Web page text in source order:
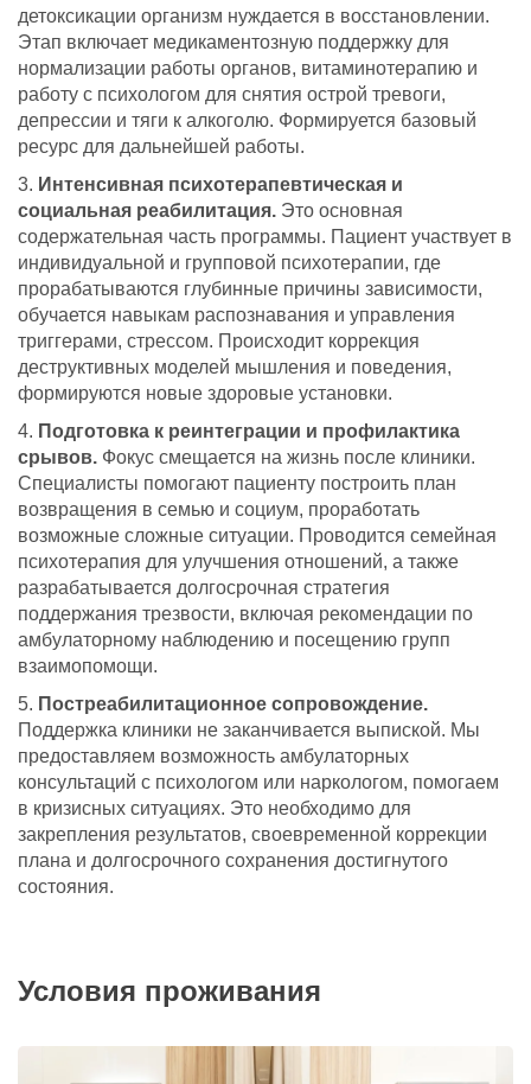
детоксикации организм нуждается в восстановлении.
Этап включает медикаментозную поддержку для
нормализации работы органов, витаминотерапию и
работу с психологом для снятия острой тревоги,
депрессии и тяги к алкоголю. Формируется базовый
ресурс для дальнейшей работы.
Интенсивная психотерапевтическая и
социальная реабилитация. Это основная
содержательная часть программы. Пациент участвует в
индивидуальной и групповой психотерапии, где
прорабатываются глубинные причины зависимости,
обучается навыкам распознавания и управления
триггерами, стрессом. Происходит коррекция
деструктивных моделей мышления и поведения,
формируются новые здоровые установки.
Подготовка к реинтеграции и профилактика
срывов. Фокус смещается на жизнь после клиники.
Специалисты помогают пациенту построить план
возвращения в семью и социум, проработать
возможные сложные ситуации. Проводится семейная
психотерапия для улучшения отношений, а также
разрабатывается долгосрочная стратегия
поддержания трезвости, включая рекомендации по
амбулаторному наблюдению и посещению групп
взаимопомощи.
Постреабилитационное сопровождение.
Поддержка клиники не заканчивается выпиской. Мы
предоставляем возможность амбулаторных
консультаций с психологом или наркологом, помогаем
в кризисных ситуациях. Это необходимо для
закрепления результатов, своевременной коррекции
плана и долгосрочного сохранения достигнутого
состояния.
Условия проживания